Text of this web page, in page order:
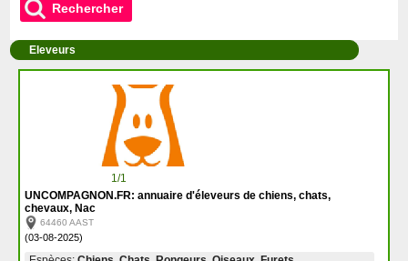
Rechercher
Eleveurs
1/1
UNCOMPAGNON.FR: annuaire d'éleveurs de chiens, chats,
chevaux, Nac
64460 AAST
(03-08-2025)